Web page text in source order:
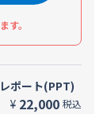
す。
ポート(PPT)
¥ 22,000 税込